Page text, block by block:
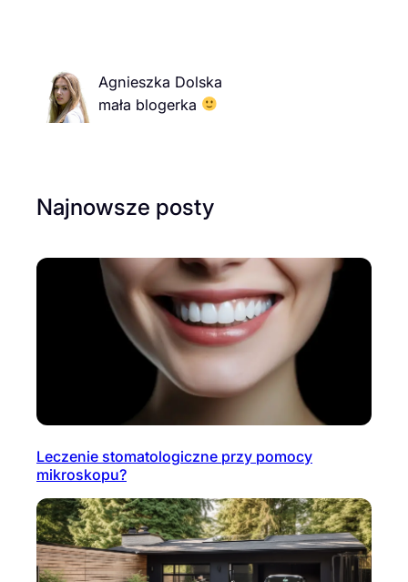
Agnieszka Dolska
mała blogerka
Najnowsze posty
Leczenie stomatologiczne przy pomocy
mikroskopu?